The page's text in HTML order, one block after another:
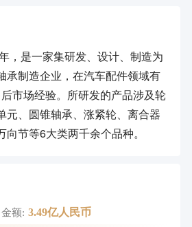
，是一家集研发、设计、制造为
承制造企业，在汽车配件领域有
市场经验。所研发的产品涉及轮
元、圆锥轴承、涨紧轮、离合器
节等6大类两千余个品种。
额: 3.49亿人民币